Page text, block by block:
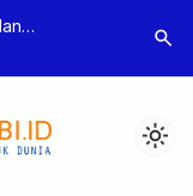
di Sumay
Terkait
search
light_mode